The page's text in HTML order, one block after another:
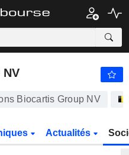
0,2900 € -
NV
Biocartis Group NV
Actualités